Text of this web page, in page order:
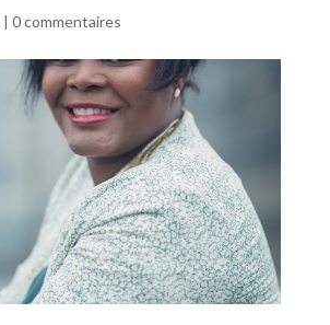
| 0 commentaires